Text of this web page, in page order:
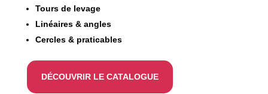
Tours de levage
Linéaires & angles
Cercles & praticables
DÉCOUVRIR LE CATALOGUE